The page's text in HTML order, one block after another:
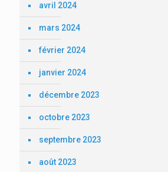
avril 2024
mars 2024
février 2024
janvier 2024
décembre 2023
octobre 2023
septembre 2023
août 2023